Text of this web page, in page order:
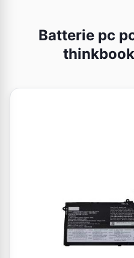
Batterie pc